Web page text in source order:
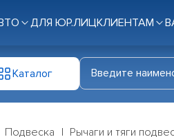
ДЛЯ ЮР.ЛИЦКЛИЕНТАМ
Каталог
Подвеска Рычаги и тяги